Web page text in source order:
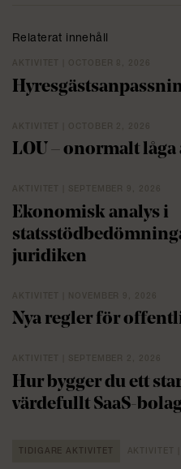
Relaterat innehåll
LOU – onormalt
Ekonomisk analys i
juridiken
Nya regler för
Hur bygger du ett
värdefullt SaaS-
TIDIGARE AKTIVITET